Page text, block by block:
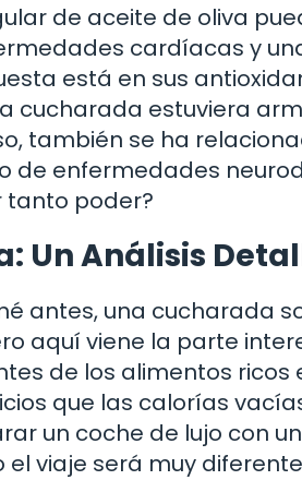
de aceite de oliva
cardíacas y
está en sus
cucharada estuviera
también se ha
de enfermedades
tanto poder?
Un Análisis
antes, una cucharada
aquí viene la parte
de los alimentos ricos
que las calorías
un coche de lujo con
viaje será muy